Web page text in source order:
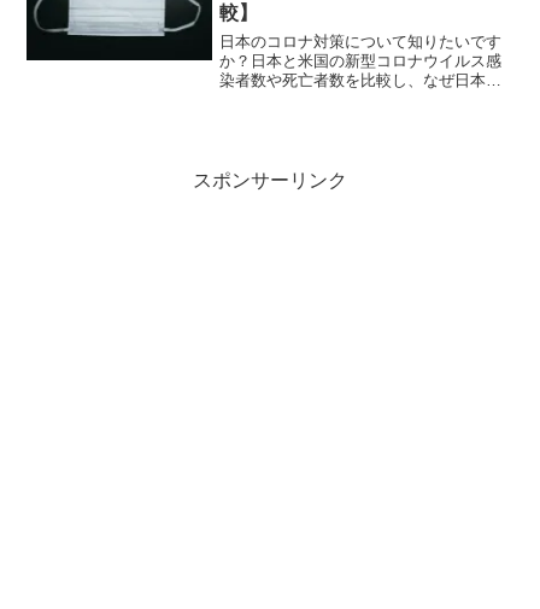
較】
日本のコロナ対策について知りたいです
か？日本と米国の新型コロナウイルス感
染者数や死亡者数を比較し、なぜ日本の
スポンサーリンク